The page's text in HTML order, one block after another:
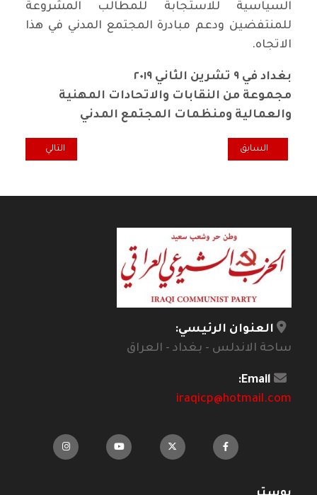
السياسية للاستجابة للمطالب المشروعة
للمنتفضين ودعم مبادرة المجتمع المدني في هذا
الاتجاه.
بغداد في ٩ تشرين الثاني ٢٠١٩
مجموعة من النقابات والاتحادات المهنية
والعمالية ومنظمات المجتمع المدني
المقال السابق: إطلاق سراح الزعيم اليساري البرازيلي سلفيا دي لولا
السابق المقال التالي:
التالي
العنوان الرئيسي:
ساحة الاندلس - بغداد - العراق
Email:
iraqicp@hotmail.com